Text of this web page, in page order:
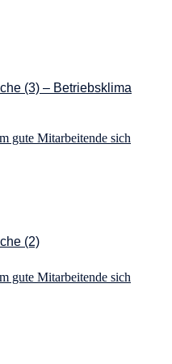
(3) – Betriebsklima
(2)